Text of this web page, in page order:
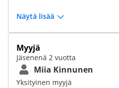
Näytä lisää
Myyjä
Jäsenenä 2 vuotta
Miia Kinnunen
Yksityinen myyjä